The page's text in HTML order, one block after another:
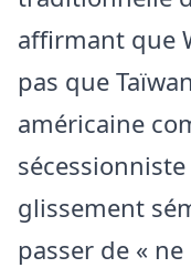
affirmant que
pas que
américaine
glissement
passer de «